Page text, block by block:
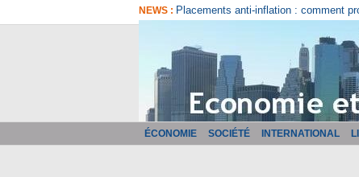
NEWS : Comment bien choisir son logiciel de
ÉCONOMIE SOCIÉTÉ INTERNATIONAL